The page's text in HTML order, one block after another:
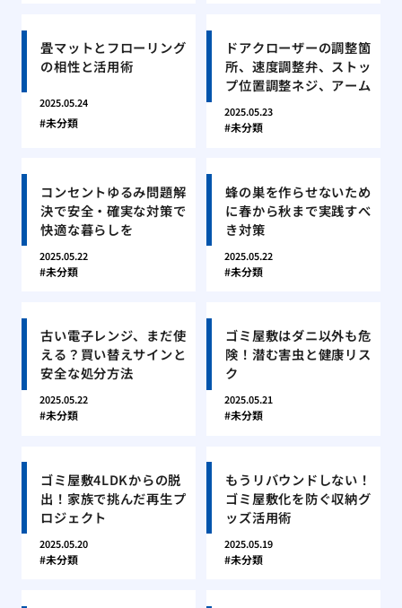
畳マットとフローリング
の相性と活用術
2025.05.24
未分類
ドアクローザーの調整箇
所、速度調整弁、ストッ
プ位置調整ネジ、アーム
2025.05.23
未分類
コンセントゆるみ問題解
決で安全・確実な対策で
快適な暮らしを
2025.05.22
未分類
蜂の巣を作らせないため
に春から秋まで実践すべ
き対策
2025.05.22
未分類
古い電子レンジ、まだ使
える？買い替えサインと
安全な処分方法
2025.05.22
未分類
ゴミ屋敷はダニ以外も危
険！潜む害虫と健康リス
ク
2025.05.21
未分類
ゴミ屋敷4LDKからの脱
出！家族で挑んだ再生プ
ロジェクト
2025.05.20
未分類
もうリバウンドしない！
ゴミ屋敷化を防ぐ収納グ
ッズ活用術
2025.05.19
未分類